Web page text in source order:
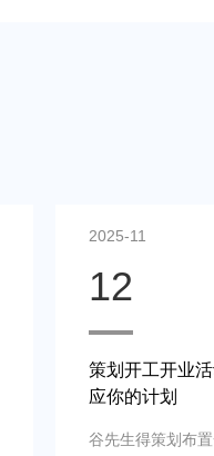
2025-11
12
策划开工开业
应你的计划
谷先生得策划布